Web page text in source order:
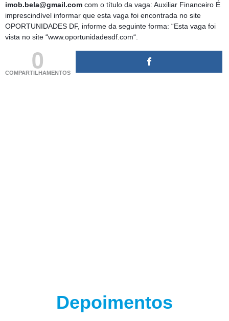
imob.bela@gmail.com com o título da vaga: Auxiliar Financeiro É
imprescindível informar que esta vaga foi encontrada no site
OPORTUNIDADES DF, informe da seguinte forma: “Esta vaga foi
vista no site “www.oportunidadesdf.com“.
0
COMPARTILHAMENTOS
Depoimentos